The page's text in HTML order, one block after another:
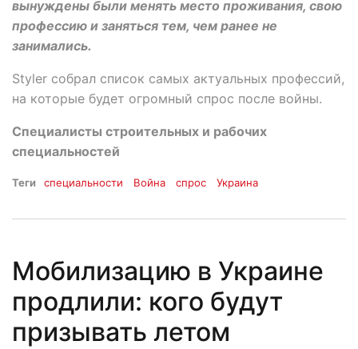
вынуждены были менять место проживания, свою
профессию и заняться тем, чем ранее не
занимались.
Styler собрал список самых актуальных профессий,
на которые будет огромный спрос после войны.
Специалисты строительных и рабочих
специальностей
Теги специальности Война спрос Украина
Мобилизацию в Украине
продлили: кого будут
призывать летом